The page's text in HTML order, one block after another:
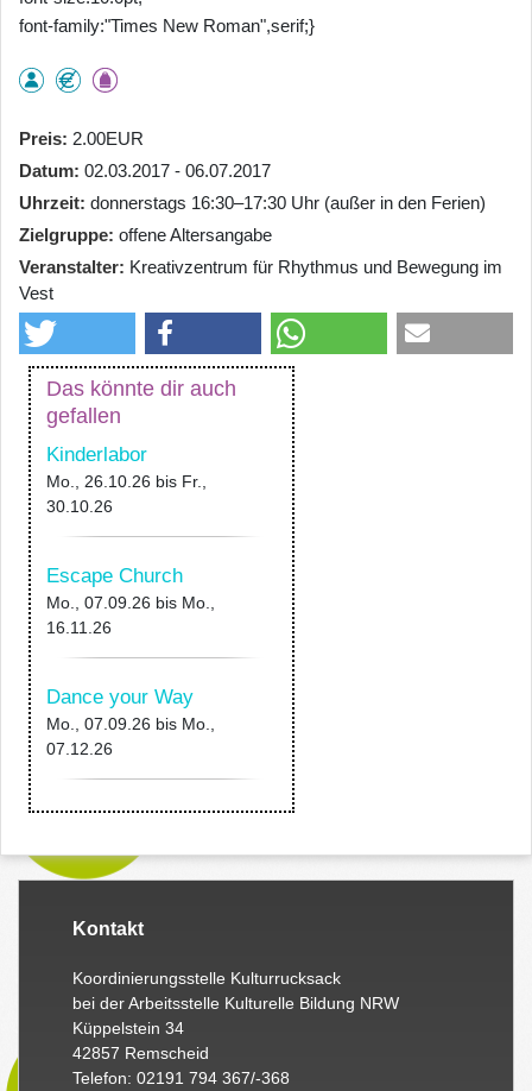
font-family:"Times New Roman",serif;}
Preis 2.00EUR
Datum 02.03.2017 - 06.07.2017
Uhrzeit donnerstags 16:30–17:30 Uhr (außer in den Ferien)
Zielgruppe offene Altersangabe
Veranstalter Kreativzentrum für Rhythmus und Bewegung im
Vest
Das könnte dir auch
gefallen
Kinderlabor
Mo., 26.10.26 bis Fr.,
30.10.26
Escape Church
Mo., 07.09.26 bis Mo.,
16.11.26
Dance your Way
Mo., 07.09.26 bis Mo.,
07.12.26
Kontakt
Koordinierungsstelle Kulturrucksack
bei der Arbeitsstelle Kulturelle Bildung NRW
Küppelstein 34
42857 Remscheid
Telefon: 02191 794 367/-368